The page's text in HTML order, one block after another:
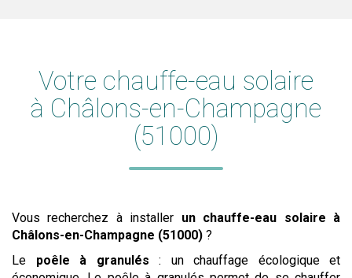
Votre chauffe-eau solaire
à Châlons-en-Champagne
(51000)
Vous recherchez à installer un chauffe-eau solaire à
Châlons-en-Champagne (51000) ?
Le poêle à granulés : un chauffage écologique et